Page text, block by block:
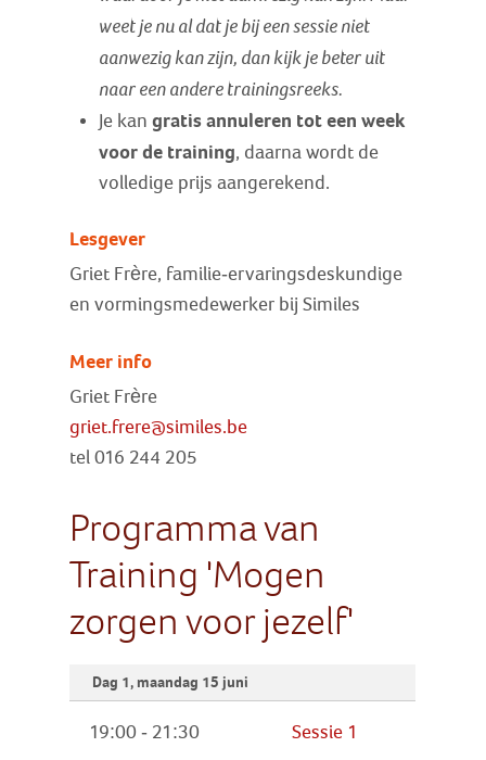
weet je nu al dat je bij een sessie niet
aanwezig kan zijn, dan kijk je beter uit
naar een andere trainingsreeks.
Je kangratis annuleren tot een week
voor de training, daarna wordt de
volledige prijs aangerekend.
Lesgever
Griet Frère, familie-ervaringsdeskundige
en vormingsmedewerker bij Similes
Meer info
Griet Frère
griet.frere@similes.be
tel 016 244 205
Programma van
Training 'Mogen
zorgen voor jezelf'
Dag 1, maandag 15 juni
19:00 - 21:30 Sessie 1